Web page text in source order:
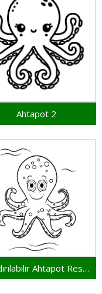
Ahtapot 2
Yazdırılabilir Ahtapot Resim